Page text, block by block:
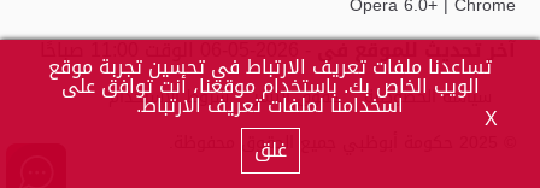
آخر تحديث للموقع في- 2026-05-06 الوقت 11:00 صباحًا
سياسة الخصوصية حقوق النشر
شروط الاستخدام
X
تساعدنا ملفات تعريف الارتباط في تحسين تجربة موقع
الويب الخاص بك. باستخدام موقعنا، أنت توافق على
اسخدامنا لملفات تعريف الارتباط.
غلق